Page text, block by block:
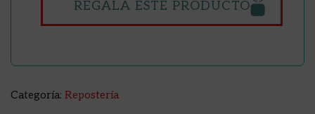
REGALA ESTE PRODUCTO
Categoría: Repostería